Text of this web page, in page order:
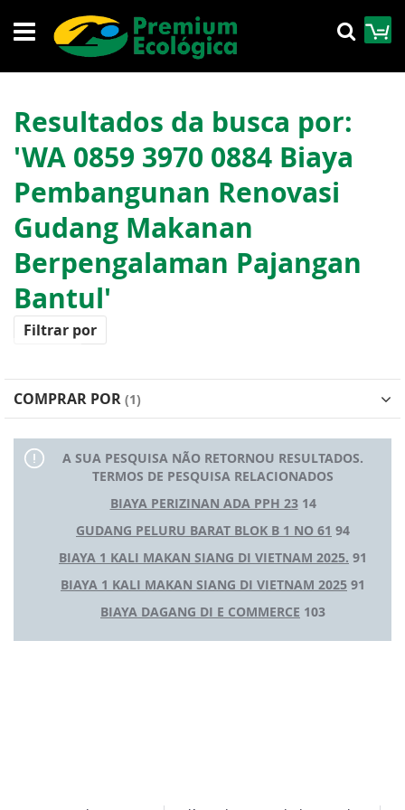
para
o
Resultados da busca por:
'WA 0859 3970 0884 Biaya
Pembangunan Renovasi
Gudang Makanan
Berpengalaman Pajangan
Bantul'
A SUA PESQUISA NÃO RETORNOU RESULTADOS.
TERMOS DE PESQUISA RELACIONADOS
BIAYA PERIZINAN ADA PPH 23 14
GUDANG PELURU BARAT BLOK B 1 NO 61 94
BIAYA 1 KALI MAKAN SIANG DI VIETNAM 2025. 91
BIAYA 1 KALI MAKAN SIANG DI VIETNAM 2025 91
BIAYA DAGANG DI E COMMERCE 103
Filtrar por
COMPRAR POR